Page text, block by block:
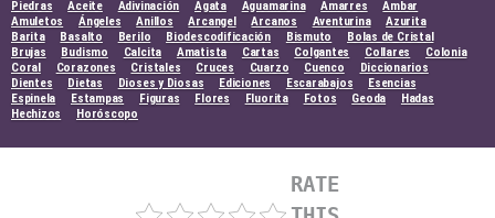
Piedras Aceite Adivinación Agata Aguamarina Amarres
Ambar
Amuletos
Ángeles Anillos Arcangel Arcanos Aventurina
Azurita
Barita
Basalto Berilo Biodescodificación Bismuto
Bolas de Cristal
Brujas
Budismo Calcita Amatista Cartas Colgantes Collares
Colonia
Coral
Corazones Cristales Cruces Cuarzo Cuenco
Diccionarios
Dientes
Dietas Dioses y Diosas Ediciones Escarabajos
Esencias
Espinela
Estampas Figuras Flores Fluorita Fotos Geoda
Hadas
Hechizos
Horóscopo
RATE